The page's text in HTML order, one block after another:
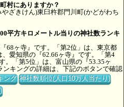
村にありますか？
やざきけん)東臼杵郡門川町(かどがわち
平方キロメートル当りの神社数ランキ
68ヶ寺』です。「第2位」は、東京都
愛知県の『62.66ヶ寺』です。「第4
。「第5位」は、富山県の『53.35ヶ
キングの詳細は、下記のボタンで確認
ング 神社数順位(人口10万人当たり)